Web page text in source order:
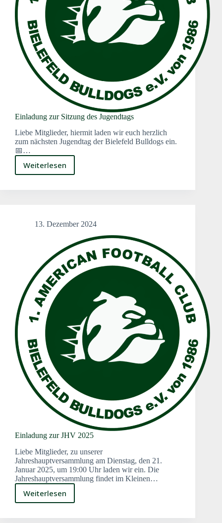
Einladung zur Sitzung des Jugendtags
Liebe Mitglieder, hiermit laden wir euch herzlich
zum nächsten Jugendtag der Bielefeld Bulldogs ein.
📅…
Weiterlesen
Einladung
Sitzung
13. Dezember 2024
Einladung zur JHV 2025
Liebe Mitglieder, zu unserer
Jahreshauptversammlung am Dienstag, den 21.
Januar 2025, um 19:00 Uhr laden wir ein. Die
Jahreshauptversammlung findet im Kleinen…
Weiterlesen
Einladung
JHV